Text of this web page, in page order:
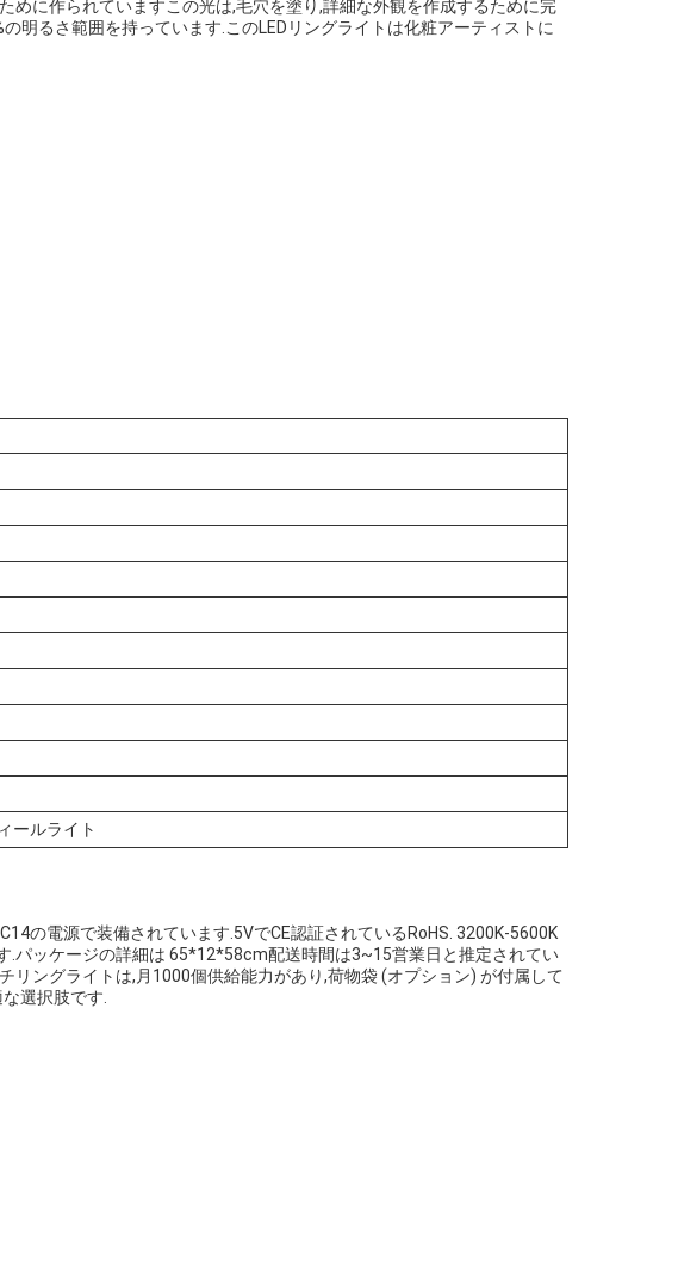
めに作られていますこの光は,毛穴を塗り,詳細な外観を作成するために完
明るさ範囲を持っています.このLEDリングライトは化粧アーティストに
ールライト
の電源で装備されています.5VでCE認証されているRoHS. 3200K-5600K
パッケージの詳細は 65*12*58cm配送時間は3~15営業日と推定されてい
リングライトは,月1000個供給能力があり,荷物袋 (オプション) が付属して
選択肢です.